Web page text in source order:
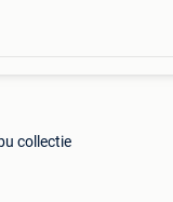
collectie